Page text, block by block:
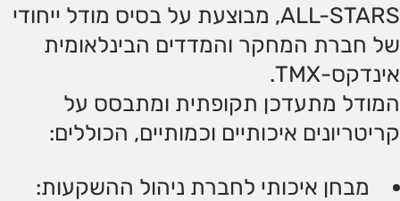
ALL-STARS, מבוצעת על בסיס מודל ייחודי
של חברת המחקר והמדדים הבינלאומית
אינדקס-TMX.
המודל מתעדכן תקופתית ומתבסס על
קריטריונים איכותיים וכמותיים, הכוללים:
מבחן איכותי לחברת ניהול ההשקעות: